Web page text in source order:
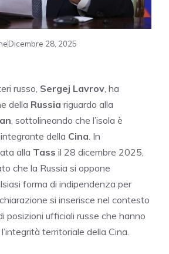
Dicembre 28, 2025
russo, Sergej Lavrov, ha
della Russia riguardo alla
, sottolineando che l’isola è
della Cina. In
alla Tass il 28 dicembre 2025,
che la Russia si oppone
forma di indipendenza per
si inserisce nel contesto
posizioni ufficiali russe che hanno
territoriale della Cina.